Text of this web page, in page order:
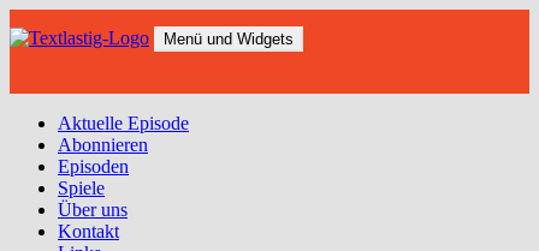
Inhalt
Menü und Widgets
Aktuelle Episode
Abonnieren
Episoden
Spiele
Über uns
Kontakt